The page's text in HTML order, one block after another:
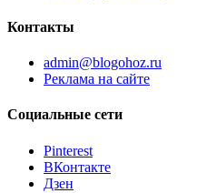
Контакты
admin@blogohoz.ru
Реклама на сайте
Социальные сети
Pinterest
ВКонтакте
Дзен